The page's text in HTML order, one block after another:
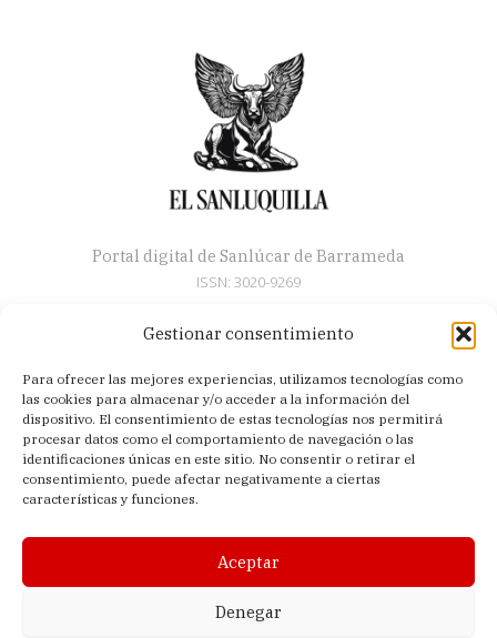
Gestionar consentimiento
Para ofrecer las mejores experiencias, utilizamos tecnologías como
las cookies para almacenar y/o acceder a la información del
dispositivo. El consentimiento de estas tecnologías nos permitirá
procesar datos como el comportamiento de navegación o las
identificaciones únicas en este sitio. No consentir o retirar el
consentimiento, puede afectar negativamente a ciertas
características y funciones.
Aceptar
Denegar
Portal digital de Sanlúcar de Barrameda
ISSN: 3020-9269
Artículos
Semana Santa
Nosotros
Acerca de
Política de privacidad
Política de cookies (UE)